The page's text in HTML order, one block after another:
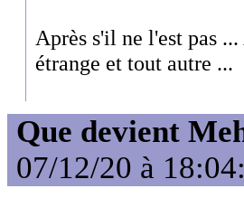
Après s'il ne l'est pas
étrange et tout autre ...
Que devient
07/12/20 à